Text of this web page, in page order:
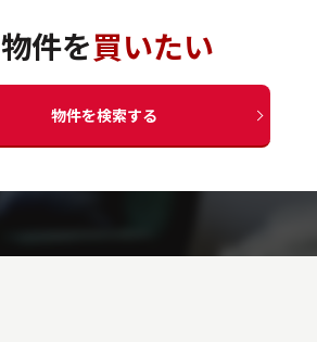
物件を買いたい
物件を検索する